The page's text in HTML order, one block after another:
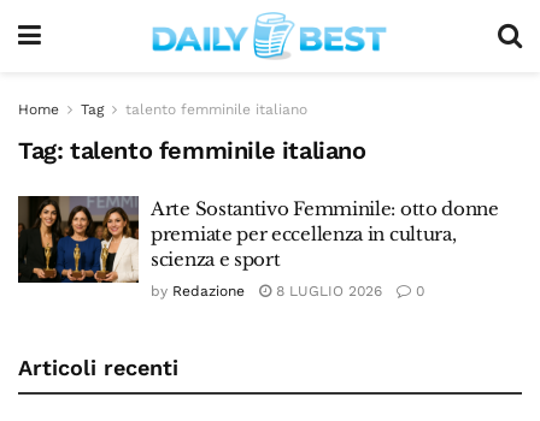
Home Tag talento femminile italiano
Tag: talento femminile italiano
Arte Sostantivo Femminile: otto donne
premiate per eccellenza in cultura,
scienza e sport
by Redazione 8 LUGLIO 2026 0
Articoli recenti